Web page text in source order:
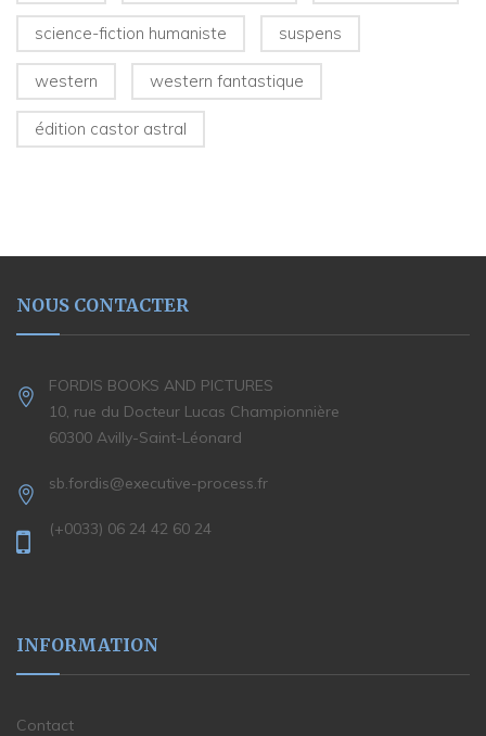
science-fiction humaniste suspens
western western fantastique
édition castor astral
NOUS CONTACTER
FORDIS BOOKS AND PICTURES
10, rue du Docteur Lucas Championnière
60300 Avilly-Saint-Léonard
sb.fordis@executive-process.fr
(+0033) 06 24 42 60 24
INFORMATION
Contact